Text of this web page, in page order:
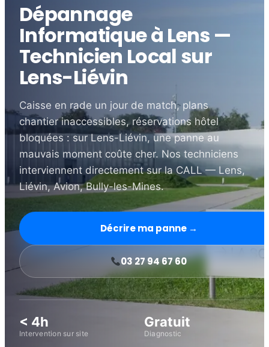
Dépannage
Informatique à Lens —
Technicien Local sur
Lens-Liévin
Caisse en rade un jour de match, plans
chantier inaccessibles, réservations hôtel
bloquées : sur Lens-Liévin, une panne au
mauvais moment coûte cher. Nos techniciens
interviennent directement sur la CALL — Lens,
Liévin, Avion, Bully-les-Mines.
Décrire ma panne →
03 27 94 67 60
< 4h
Intervention sur site
Gratuit
Diagnostic